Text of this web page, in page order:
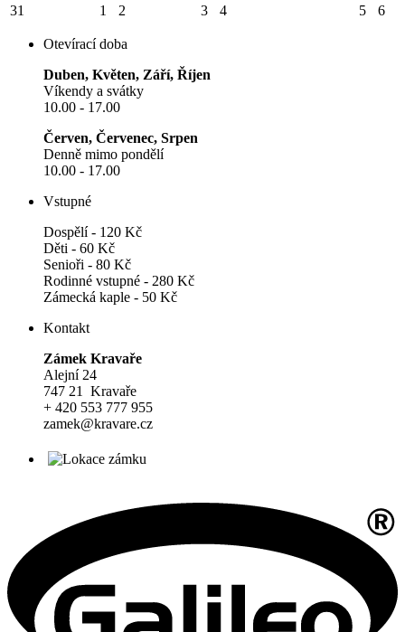
31 1 2 3 4 5 6
Otevírací doba
Duben, Květen, Září, Říjen
Víkendy a svátky
10.00 - 17.00
Červen, Červenec, Srpen
Denně mimo pondělí
10.00 - 17.00
Vstupné
Dospělí - 120 Kč
Děti - 60 Kč
Senioři - 80 Kč
Rodinné vstupné - 280 Kč
Zámecká kaple - 50 Kč
Kontakt
Zámek Kravaře
Alejní 24
747 21 Kravaře
+ 420 553 777 955
zamek@kravare.cz